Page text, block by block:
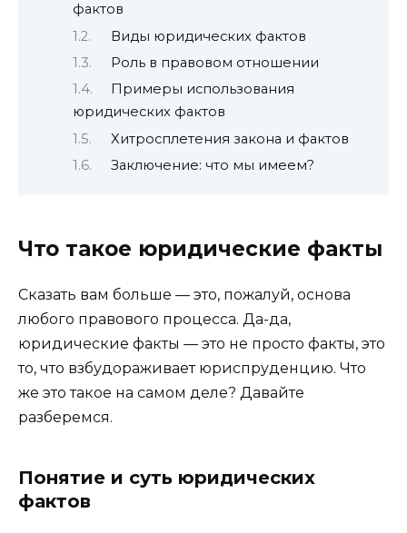
фактов
Виды юридических фактов
Роль в правовом отношении
Примеры использования
юридических фактов
Хитросплетения закона и фактов
Заключение: что мы имеем?
Что такое юридические факты
Сказать вам больше — это, пожалуй, основа
любого правового процесса. Да-да,
юридические факты — это не просто факты, это
то, что взбудораживает юриспруденцию. Что
же это такое на самом деле? Давайте
разберемся.
Понятие и суть юридических
фактов